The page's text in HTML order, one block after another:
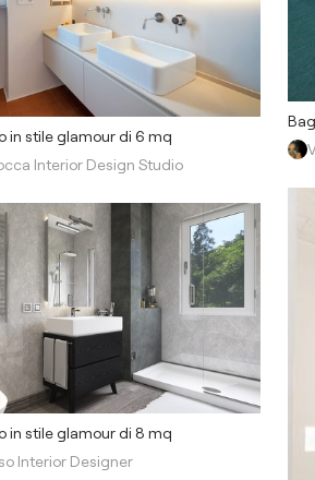
in stile glamour di 6 mq
Interior Design Studio
in stile glamour di 8 mq
Interior Designer